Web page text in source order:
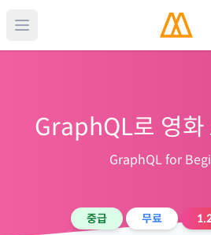
GraphQL로 영화
GraphQL for
중급 무료